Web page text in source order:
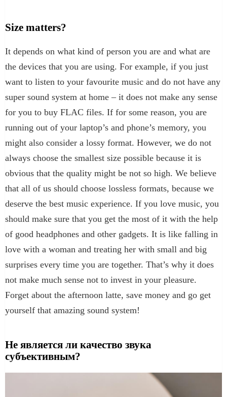
Size matters?
It depends on what kind of person you are and what are
the devices that you are using. For example, if you just
want to listen to your favourite music and do not have any
super sound system at home – it does not make any sense
for you to buy FLAC files. If for some reason, you are
running out of your laptop’s and phone’s memory, you
might also consider a lossy format. However, we do not
always choose the smallest size possible because it is
obvious that the quality might be not so high. We believe
that all of us should choose lossless formats, because we
deserve the best music experience. If you love music, you
should make sure that you get the most of it with the help
of good headphones and other gadgets. It is like falling in
love with a woman and treating her with small and big
surprises every time you are together. That’s why it does
not make much sense not to invest in your pleasure.
Forget about the afternoon latte, save money and go get
yourself that amazing sound system!
Не является ли качество звука
субъективным?